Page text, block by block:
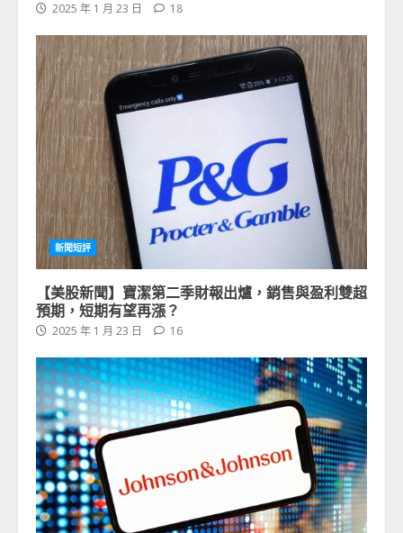
2025 年 1 月 23 日 18
新聞短評
【美股新聞】寶潔第二季財報出爐，銷售與盈利雙超
預期，短期有望再漲？
2025 年 1 月 23 日 16